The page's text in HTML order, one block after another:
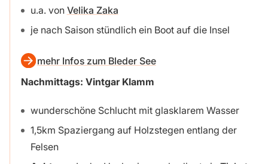
u.a. von Velika Zaka
je nach Saison stündlich ein Boot auf die Insel
mehr Infos zum Bleder See
Nachmittags: Vintgar Klamm
wunderschöne Schlucht mit glasklarem Wasser
1,5km Spaziergang auf Holzstegen entlang der
Felsen